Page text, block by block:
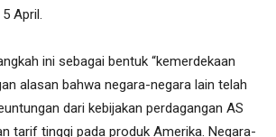
April.
ini sebagai bentuk “kemerdekaan
alasan bahwa negara-negara lain telah
dari kebijakan perdagangan AS
tarif tinggi pada produk Amerika. Negara-